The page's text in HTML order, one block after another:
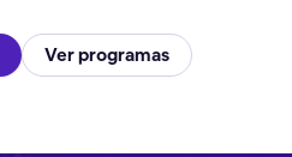
Ver programas